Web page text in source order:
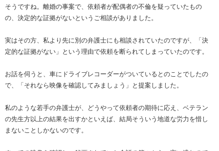
そうですね。離婚の事案で、依頼者が配偶者の不倫を疑っていたもの
の、決定的な証拠がないというご相談がありました。
実はその方、私より先に別の弁護士にも相談されていたのですが、「決
定的な証拠がない」という理由で依頼を断られてしまっていたのです。
お話を伺うと、車にドライブレコーダーがついているとのことでしたの
で、「それなら映像を確認してみましょう」と提案しました。
私のような若手の弁護士が、どうやって依頼者の期待に応え、ベテラン
の先生方以上の結果を出すかといえば、結局そういう地道な労力を惜し
まないことしかないのです。